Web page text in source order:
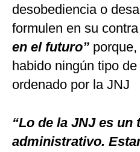
desobediencia o
formulen en su
en el futuro”
habido ningún tipo
ordenado por la JNJ
“Lo de la JNJ es un
administrativo.